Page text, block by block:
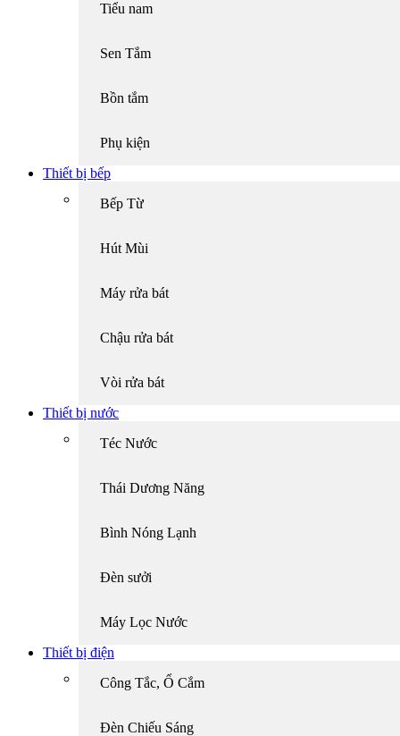
Tiểu nam
Sen Tắm
Bồn tắm
Phụ kiện
Thiết bị bếp
Bếp Từ
Hút Mùi
Máy rửa bát
Chậu rửa bát
Vòi rửa bát
Thiết bị nước
Téc Nước
Thái Dương Năng
Bình Nóng Lạnh
Đèn sưởi
Máy Lọc Nước
Thiết bị điện
Công Tắc, Ổ Cắm
Đèn Chiếu Sáng